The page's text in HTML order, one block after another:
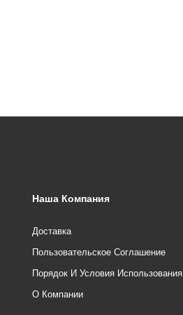
Наша Компания
Доставка
Пользовательское Соглашение
Порядок И Условия Использования
О Компании